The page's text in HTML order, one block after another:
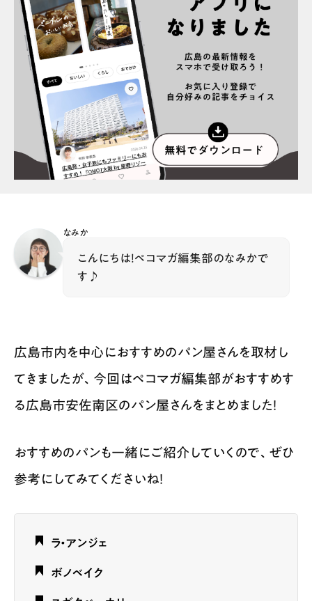
ペコマガとは
スポット情報 広告掲載について
プライバシーポリシー インフォマティブデータポリシー
お問合せ
なみか
こんにちは！ペコマガ編集部のなみかで
す♪
広島市内を中心におすすめのパン屋さんを取材し
てきましたが、今回はペコマガ編集部がおすすめす
る広島市安佐南区のパン屋さんをまとめました！
おすすめのパンも一緒にご紹介していくので、ぜひ
参考にしてみてくださいね！
ラ・アンジェ
ボノベイク